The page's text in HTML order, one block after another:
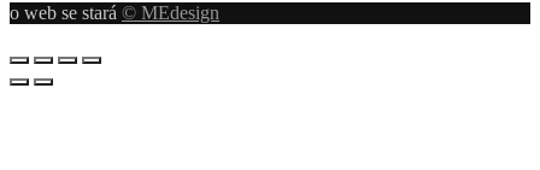
o web se stará © MEdesign